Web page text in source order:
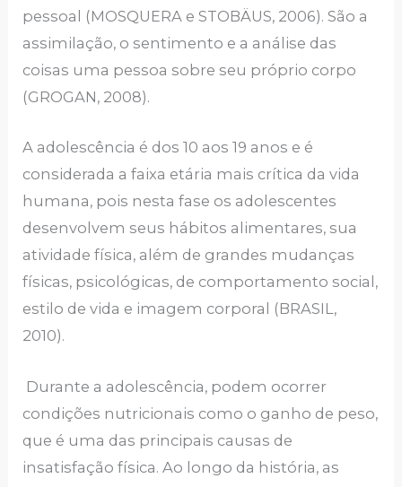
pessoal (MOSQUERA e STOBÄUS, 2006). São a
assimilação, o sentimento e a análise das
coisas uma pessoa sobre seu próprio corpo
(GROGAN, 2008).
A adolescência é dos 10 aos 19 anos e é
considerada a faixa etária mais crítica da vida
humana, pois nesta fase os adolescentes
desenvolvem seus hábitos alimentares, sua
atividade física, além de grandes mudanças
físicas, psicológicas, de comportamento social,
estilo de vida e imagem corporal (BRASIL,
2010).
Durante a adolescência, podem ocorrer
condições nutricionais como o ganho de peso,
que é uma das principais causas de
insatisfação física. Ao longo da história, as